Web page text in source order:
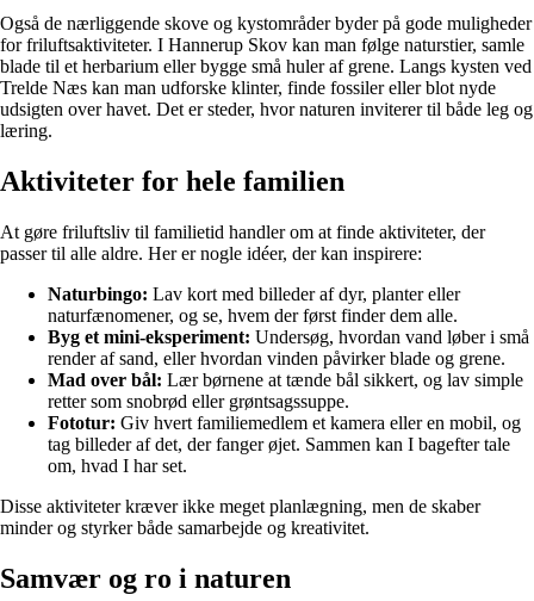
Også de nærliggende skove og kystområder byder på gode muligheder
for friluftsaktiviteter. I Hannerup Skov kan man følge naturstier, samle
blade til et herbarium eller bygge små huler af grene. Langs kysten ved
Trelde Næs kan man udforske klinter, finde fossiler eller blot nyde
udsigten over havet. Det er steder, hvor naturen inviterer til både leg og
læring.
Aktiviteter for hele familien
At gøre friluftsliv til familietid handler om at finde aktiviteter, der
passer til alle aldre. Her er nogle idéer, der kan inspirere:
Naturbingo: Lav kort med billeder af dyr, planter eller
naturfænomener, og se, hvem der først finder dem alle.
Byg et mini-eksperiment: Undersøg, hvordan vand løber i små
render af sand, eller hvordan vinden påvirker blade og grene.
Mad over bål: Lær børnene at tænde bål sikkert, og lav simple
retter som snobrød eller grøntsagssuppe.
Fototur: Giv hvert familiemedlem et kamera eller en mobil, og
tag billeder af det, der fanger øjet. Sammen kan I bagefter tale
om, hvad I har set.
Disse aktiviteter kræver ikke meget planlægning, men de skaber
minder og styrker både samarbejde og kreativitet.
Samvær og ro i naturen